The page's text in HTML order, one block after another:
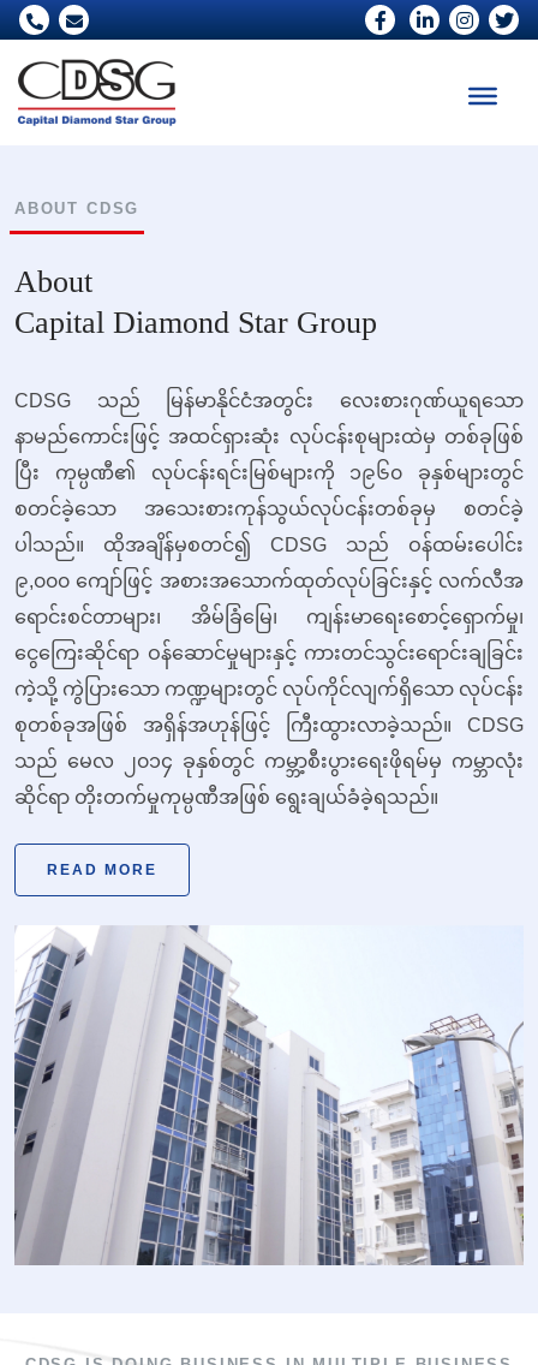
ABOUT CDSG
About
Capital Diamond Star Group
CDSG သည် မြန်မာနိုင်ငံအတွင်း လေးစားဂုဏ်ယူရသော
နာမည်ကောင်းဖြင့် အထင်ရှားဆုံး လုပ်ငန်းစုများထဲမှ တစ်ခုဖြစ်
ပြီး ကုမ္ပဏီ၏ လုပ်ငန်းရင်းမြစ်များကို ၁၉၆၀ ခုနှစ်များတွင်
စတင်ခဲ့သော အသေးစားကုန်သွယ်လုပ်ငန်းတစ်ခုမှ စတင်ခဲ့
ပါသည်။ ထိုအချိန်မှစတင်၍ CDSG သည် ဝန်ထမ်းပေါင်း
၉,၀၀၀ ကျော်ဖြင့် အစားအသောက်ထုတ်လုပ်ခြင်းနှင့် လက်လီအ
ရောင်းစင်တာများ၊ အိမ်ခြံမြေ၊ ကျန်းမာရေးစောင့်ရှောက်မှု၊
ငွေကြေးဆိုင်ရာ ဝန်ဆောင်မှုများနှင့် ကားတင်သွင်းရောင်းချခြင်း
ကဲ့သို့ ကွဲပြားသော ကဏ္ဍများတွင် လုပ်ကိုင်လျက်ရှိသော လုပ်ငန်း
စုတစ်ခုအဖြစ် အရှိန်အဟုန်ဖြင့် ကြီးထွားလာခဲ့သည်။ CDSG
သည် မေလ ၂၀၁၄ ခုနှစ်တွင် ကမ္ဘာ့စီးပွားရေးဖိုရမ်မှ ကမ္ဘာလုံး
ဆိုင်ရာ တိုးတက်မှုကုမ္ပဏီအဖြစ် ရွေးချယ်ခံခဲ့ရသည်။
READ MORE